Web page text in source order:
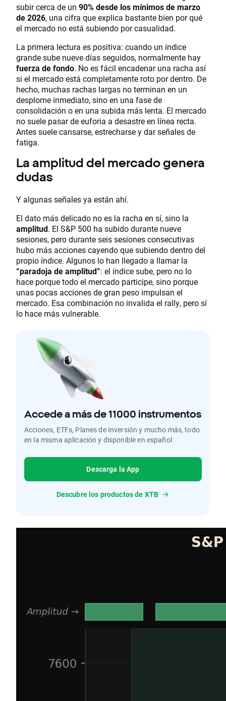
subir cerca de un 90% desde los mínimos de marzo
de 2026, una cifra que explica bastante bien por qué
el mercado no está subiendo por casualidad.
La primera lectura es positiva: cuando un índice
grande sube nueve días seguidos, normalmente hay
fuerza de fondo. No es fácil encadenar una racha así
si el mercado está completamente roto por dentro. De
hecho, muchas rachas largas no terminan en un
desplome inmediato, sino en una fase de
consolidación o en una subida más lenta. El mercado
no suele pasar de euforia a desastre en línea recta.
Antes suele cansarse, estrecharse y dar señales de
fatiga.
La amplitud del mercado genera
dudas
Y algunas señales ya están ahí.
El dato más delicado no es la racha en sí, sino la
amplitud. El S&P 500 ha subido durante nueve
sesiones, pero durante seis sesiones consecutivas
hubo más acciones cayendo que subiendo dentro del
propio índice. Algunos lo han llegado a llamar la
“paradoja de amplitud”: el índice sube, pero no lo
hace porque todo el mercado participe, sino porque
unas pocas acciones de gran peso impulsan el
mercado. Esa combinación no invalida el rally, pero sí
lo hace más vulnerable.
Accede a más de 11000 instrumentos
Acciones, ETFs, Planes de Inversión y mucho más, todo
en la misma aplicación y disponible en español
Descarga la App
Descubre los productos de XTB